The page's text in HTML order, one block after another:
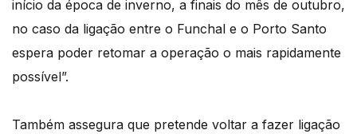
início da época de inverno, a finais do mês de outubro,
no caso da ligação entre o Funchal e o Porto Santo
espera poder retomar a operação o mais rapidamente
possível”.
Também assegura que pretende voltar a fazer ligação